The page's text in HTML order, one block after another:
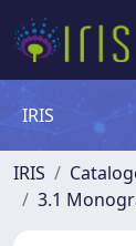
IRIS
IRIS
3.1